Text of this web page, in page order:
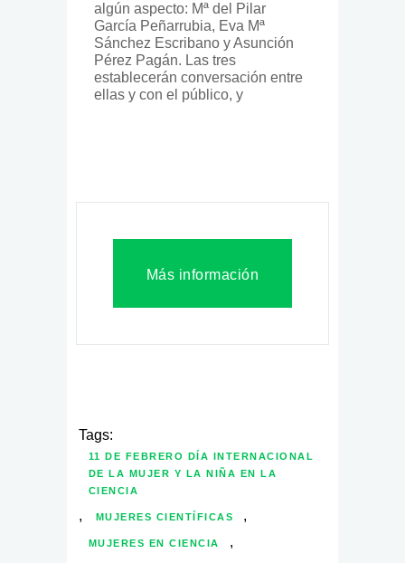
algún aspecto: Mª del Pilar
García Peñarrubia, Eva Mª
Sánchez Escribano y Asunción
Pérez Pagán. Las tres
establecerán conversación entre
ellas y con el público, y
Más información
Tags:
11 DE FEBRERO DÍA INTERNACIONAL
DE LA MUJER Y LA NIÑA EN LA
CIENCIA
, MUJERES CIENTÍFICAS ,
MUJERES EN CIENCIA ,